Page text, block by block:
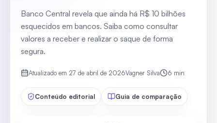
Banco Central revela que ainda há R$ 10 bilhões
esquecidos em bancos. Saiba como consultar
valores a receber e realizar o saque de forma
segura.
Atualizado em 27 de abril de 2026Vagner Silva 6 min
Conteúdo editorial Guia de comparação